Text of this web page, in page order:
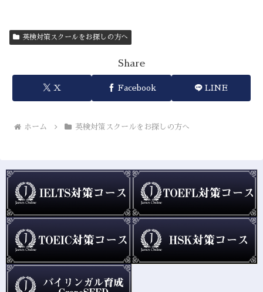
英検対策スクールをお探しの方へ
Share
X Facebook LINE
ホーム 英検対策スクールをお探しの方へ